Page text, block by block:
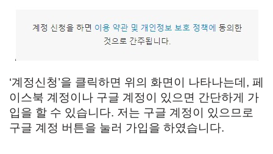
‘계정신청’을 클릭하면 위의 화면이 나타나는데, 페
이스북 계정이나 구글 계정이 있으면 간단하게 가
입을 할 수 있습니다. 저는 구글 계정이 있으므로
구글 계정 버튼을 눌러 가입을 하였습니다.